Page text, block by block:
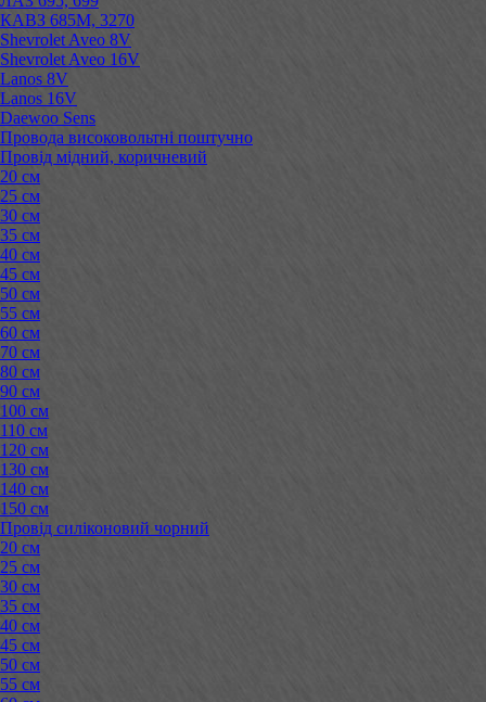
КАВЗ 685М, 3270
Shevrolet Aveo 8V
Shevrolet Aveo 16V
Lanos 8V
Lanos 16V
Daewoo Sens
Провода високовольтні поштучно
Провід мідний, коричневий
20 см
25 см
30 см
35 см
40 см
45 см
50 см
55 см
60 см
70 см
80 см
90 см
100 см
110 см
120 см
130 см
140 см
150 см
Провід силіконовий чорний
20 см
25 см
30 см
35 см
40 см
45 см
50 см
55 см